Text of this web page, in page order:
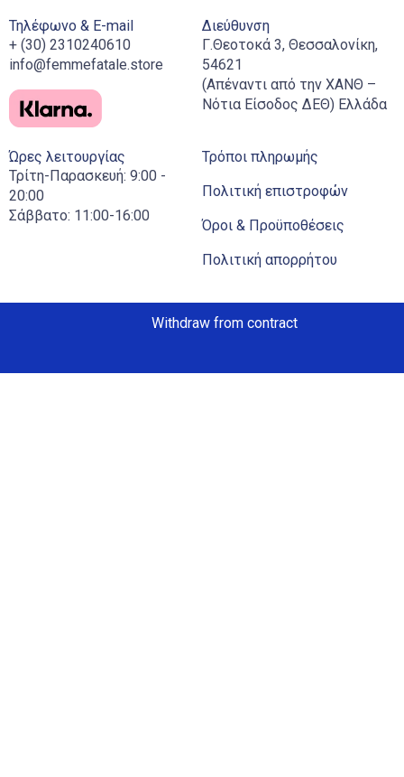
Τηλέφωνο & E-mail
+ (30) 2310240610
info@femmefatale.store
Διεύθυνση
Γ.Θεοτοκά 3, Θεσσαλονίκη,
54621
(Απέναντι από την ΧΑΝΘ –
Νότια Είσοδος ΔΕΘ) Ελλάδα
Ώρες λειτουργίας
Τρίτη-Παρασκευή: 9:00 -
20:00
Σάββατο: 11:00-16:00
Τρόποι πληρωμής
Πολιτική επιστροφών
Όροι & Προϋποθέσεις
Πολιτική απορρήτου
Withdraw from contract